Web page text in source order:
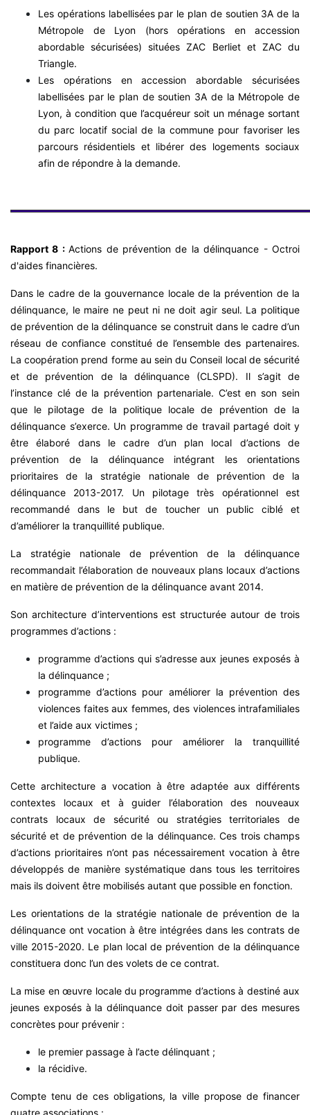
Les opérations labellisées par le plan de soutien 3A de la
Métropole de Lyon (hors opérations en accession
abordable sécurisées) situées ZAC Berliet et ZAC du
Triangle.
Les opérations en accession abordable sécurisées
labellisées par le plan de soutien 3A de la Métropole de
Lyon, à condition que l’acquéreur soit un ménage sortant
du parc locatif social de la commune pour favoriser les
parcours résidentiels et libérer des logements sociaux
afin de répondre à la demande.
Rapport 8 :Actions de prévention de la délinquance - Octroi
d'aides financières.
Dans le cadre de la gouvernance locale de la prévention de la
délinquance, le maire ne peut ni ne doit agir seul. La politique
de prévention de la délinquance se construit dans le cadre d’un
réseau de confiance constitué de l’ensemble des partenaires.
La coopération prend forme au sein du Conseil local de sécurité
et de prévention de la délinquance (CLSPD). Il s’agit de
l’instance clé de la prévention partenariale. C’est en son sein
que le pilotage de la politique locale de prévention de la
délinquance s’exerce. Un programme de travail partagé doit y
être élaboré dans le cadre d’un plan local d’actions de
prévention de la délinquance intégrant les orientations
prioritaires de la stratégie nationale de prévention de la
délinquance 2013-2017. Un pilotage très opérationnel est
recommandé dans le but de toucher un public ciblé et
d’améliorer la tranquillité publique.
La stratégie nationale de prévention de la délinquance
recommandait l’élaboration de nouveaux plans locaux d’actions
en matière de prévention de la délinquance avant 2014.
Son architecture d’interventions est structurée autour de trois
programmes d’actions :
programme d’actions qui s’adresse aux jeunes exposés à
la délinquance ;
programme d’actions pour améliorer la prévention des
violences faites aux femmes, des violences intrafamiliales
et l’aide aux victimes ;
programme d’actions pour améliorer la tranquillité
publique.
Cette architecture a vocation à être adaptée aux différents
contextes locaux et à guider l’élaboration des nouveaux
contrats locaux de sécurité ou stratégies territoriales de
sécurité et de prévention de la délinquance. Ces trois champs
d’actions prioritaires n’ont pas nécessairement vocation à être
développés de manière systématique dans tous les territoires
mais ils doivent être mobilisés autant que possible en fonction.
Les orientations de la stratégie nationale de prévention de la
délinquance ont vocation à être intégrées dans les contrats de
ville 2015-2020. Le plan local de prévention de la délinquance
constituera donc l’un des volets de ce contrat.
La mise en œuvre locale du programme d’actions à destiné aux
jeunes exposés à la délinquance doit passer par des mesures
concrètes pour prévenir :
le premier passage à l’acte délinquant ;
la récidive.
Compte tenu de ces obligations, la ville propose de financer
quatre associations :